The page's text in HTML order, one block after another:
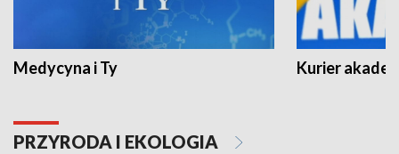
Medycyna i Ty Kurier
PRZYRODA I EKOLOGIA